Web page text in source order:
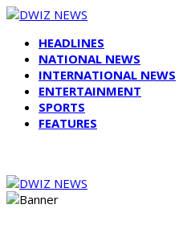
HEADLINES
NATIONAL NEWS
INTERNATIONAL NEWS
ENTERTAINMENT
SPORTS
FEATURES